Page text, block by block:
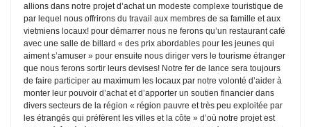
allions dans notre projet d’achat un modeste complexe touristique de
par lequel nous offrirons du travail aux membres de sa famille et aux
vietmiens locaux! pour démarrer nous ne ferons qu’un restaurant café
avec une salle de billard « des prix abordables pour les jeunes qui
aiment s’amuser » pour ensuite nous diriger vers le tourisme étranger
que nous ferons sortir leurs devises! Notre fer de lance sera toujours
de faire participer au maximum les locaux par notre volonté d’aider à
monter leur pouvoir d’achat et d’apporter un soutien financier dans
divers secteurs de la région « région pauvre et très peu exploitée par
les étrangés qui préfèrent les villes et la côte » d’où notre projet est